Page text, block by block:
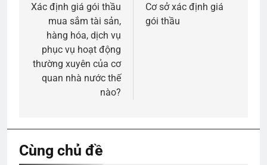
hướng
bài
viết
Xác định giá gói thầu
mua sắm tài sản,
hàng hóa, dịch vụ
phục vụ hoạt động
thường xuyên của cơ
quan nhà nước thế
nào?
Cơ sở xác định giá
gói thầu
Cùng chủ đề